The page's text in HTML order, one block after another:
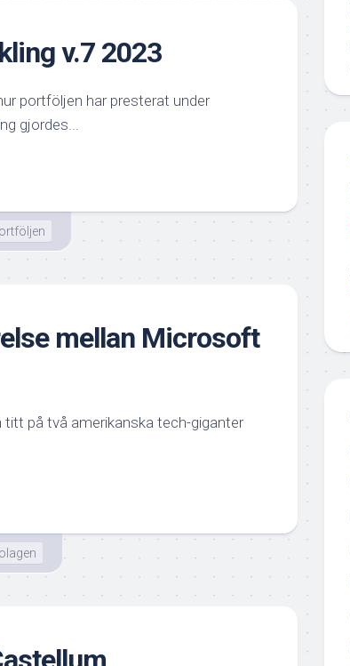
v.7 2023
portföljen har presterat under
gjordes...
mellan Microsoft
på två amerikanska tech-giganter